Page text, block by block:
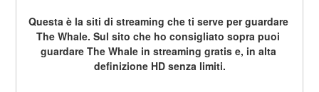
Questa è la siti di streaming che ti serve per guardare
The Whale. Sul sito che ho consigliato sopra puoi
guardare The Whale in streaming gratis e, in alta
definizione HD senza limiti.